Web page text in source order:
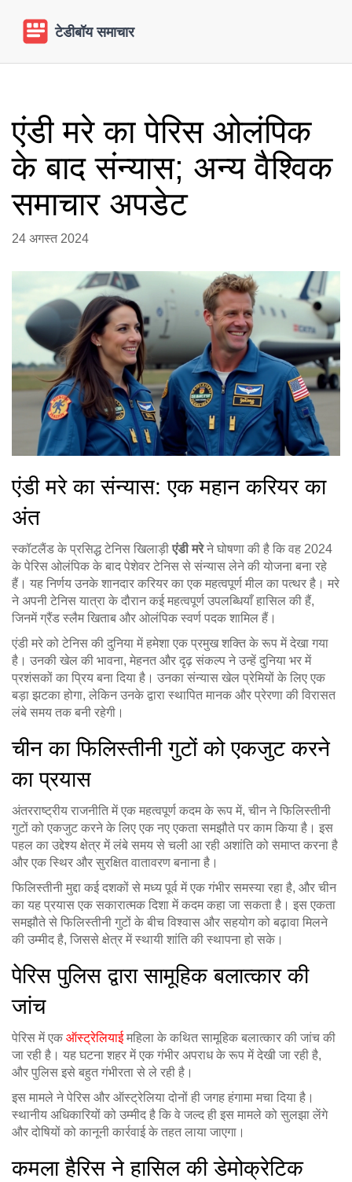
एंडी मरे का पेरिस ओलंपिक
के बाद संन्यास; अन्य वैश्विक
समाचार अपडेट
24 अगस्त 2024
एंडी मरे का संन्यास: एक महान करियर का
अंत
स्कॉटलैंड के प्रसिद्ध टेनिस खिलाड़ीएंडी मरेने घोषणा की है कि वह 2024
के पेरिस ओलंपिक के बाद पेशेवर टेनिस से संन्यास लेने की योजना बना रहे
हैं। यह निर्णय उनके शानदार करियर का एक महत्वपूर्ण मील का पत्थर है। मरे
ने अपनी टेनिस यात्रा के दौरान कई महत्वपूर्ण उपलब्धियाँ हासिल की हैं,
जिनमें ग्रैंड स्लैम खिताब और ओलंपिक स्वर्ण पदक शामिल हैं।
एंडी मरे को टेनिस की दुनिया में हमेशा एक प्रमुख शक्ति के रूप में देखा गया
है। उनकी खेल की भावना, मेहनत और दृढ़ संकल्प ने उन्हें दुनिया भर में
प्रशंसकों का प्रिय बना दिया है। उनका संन्यास खेल प्रेमियों के लिए एक
बड़ा झटका होगा, लेकिन उनके द्वारा स्थापित मानक और प्रेरणा की विरासत
लंबे समय तक बनी रहेगी।
चीन का फिलिस्तीनी गुटों को एकजुट करने
का प्रयास
अंतरराष्ट्रीय राजनीति में एक महत्वपूर्ण कदम के रूप में, चीन ने फिलिस्तीनी
गुटों को एकजुट करने के लिए एक नए एकता समझौते पर काम किया है। इस
पहल का उद्देश्य क्षेत्र में लंबे समय से चली आ रही अशांति को समाप्त करना है
और एक स्थिर और सुरक्षित वातावरण बनाना है।
फिलिस्तीनी मुद्दा कई दशकों से मध्य पूर्व में एक गंभीर समस्या रहा है, और चीन
का यह प्रयास एक सकारात्मक दिशा में कदम कहा जा सकता है। इस एकता
समझौते से फिलिस्तीनी गुटों के बीच विश्वास और सहयोग को बढ़ावा मिलने
की उम्मीद है, जिससे क्षेत्र में स्थायी शांति की स्थापना हो सके।
पेरिस पुलिस द्वारा सामूहिक बलात्कार की
जांच
पेरिस में एक ऑस्ट्रेलियाईमहिला के कथित सामूहिक बलात्कार की जांच की
जा रही है। यह घटना शहर में एक गंभीर अपराध के रूप में देखी जा रही है,
और पुलिस इसे बहुत गंभीरता से ले रही है।
इस मामले ने पेरिस और ऑस्ट्रेलिया दोनों ही जगह हंगामा मचा दिया है।
स्थानीय अधिकारियों को उम्मीद है कि वे जल्द ही इस मामले को सुलझा लेंगे
और दोषियों को कानूनी कार्रवाई के तहत लाया जाएगा।
कमला हैरिस ने हासिल की डेमोक्रेटिक